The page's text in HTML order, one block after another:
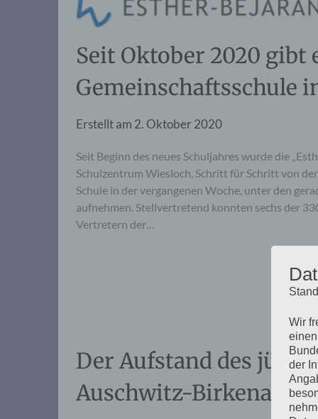
Seit Oktober 2020 gibt
Gemeinschaftsschule
Erstellt am 2. Oktober 2020
Seit Beginn des neues Schuljahres wurde die
Schulzentrum Wiesloch, Schritt für Schritt von
Schule in der vergangenen Woche, unter den
aufnehmen. Stellvertretend konnten sechs der
Vertretern der…
Der Aufstand des
Auschwitz-Birkenau
Wir
der